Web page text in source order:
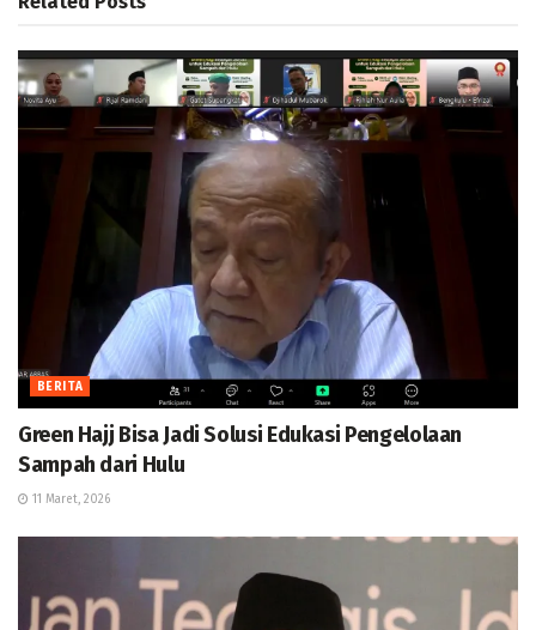
BERITA
Green Hajj Bisa Jadi Solusi Edukasi Pengelolaan
Sampah dari Hulu
11 Maret, 2026